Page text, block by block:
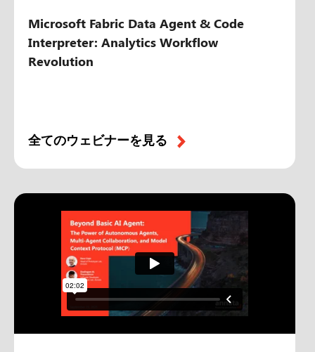
Microsoft Fabric Data Agent & Code
Interpreter: Analytics Workflow
Revolution
全てのウェビナーを見る